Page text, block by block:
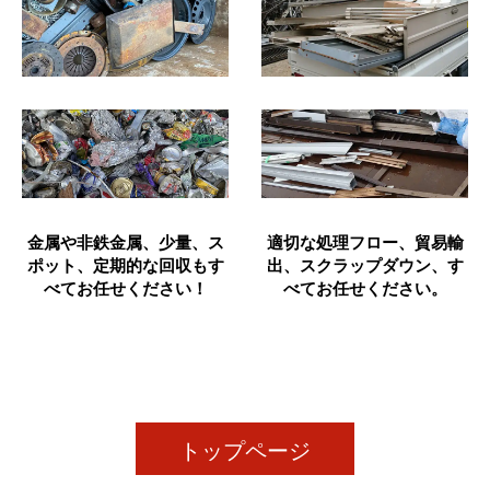
金属や非鉄金属、少量、ス
ポット、定期的な回収もす
べてお任せください！
適切な処理フロー、貿易輸
出、スクラップダウン、す
べてお任せください。
トップページ